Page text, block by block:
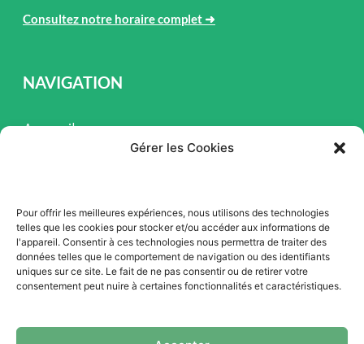
Gérer les Cookies
Pour offrir les meilleures expériences, nous utilisons des technologies
telles que les cookies pour stocker et/ou accéder aux informations de
l'appareil. Consentir à ces technologies nous permettra de traiter des
données telles que le comportement de navigation ou des identifiants
uniques sur ce site. Le fait de ne pas consentir ou de retirer votre
consentement peut nuire à certaines fonctionnalités et caractéristiques.
Consultez notre horaire complet ➜
NAVIGATION
Accueil
Promotion
Blogue
Nous contacter